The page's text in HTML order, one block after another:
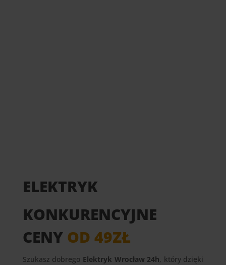
ELEKTRYK
KONKURENCYJNE
CENY OD 49ZŁ
Szukasz dobrego Elektryk Wrocław 24h, który dzięki